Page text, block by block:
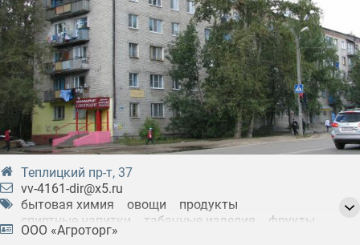
Теплицкий пр-т, 37
vv-4161-dir@x5.ru
бытовая химия
овощи
продукты
спиртные напитки
табачные изделия
фрукты
хозяйственные товары
ООО «Агроторг»